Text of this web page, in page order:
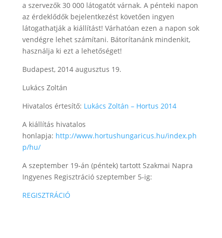
a szervezők 30 000 látogatót várnak. A pénteki napon
az érdeklődők bejelentkezést követően ingyen
látogathatják a kiállítást! Várhatóan ezen a napon sok
vendégre lehet számítani. Bátorítanánk mindenkit,
használja ki ezt a lehetőséget!
Budapest, 2014 augusztus 19.
Lukács Zoltán
Hivatalos értesítő: Lukács Zoltán – Hortus 2014
A kiállítás hivatalos
honlapja: http://www.hortushungaricus.hu/index.ph
p/hu/
A szeptember 19-án (péntek) tartott Szakmai Napra
Ingyenes Regisztráció szeptember 5-ig:
REGISZTRÁCIÓ